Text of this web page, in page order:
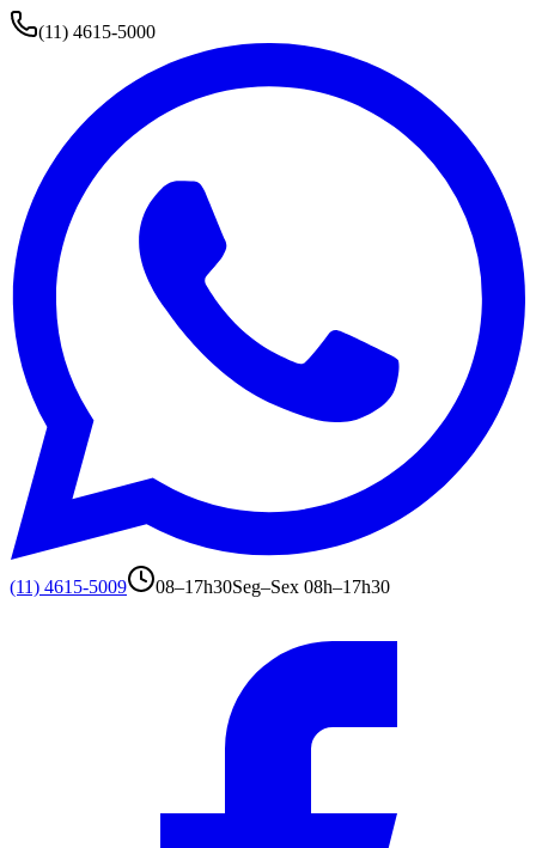
(11) 4615-5000
(11) 4615-5009 08–17h30Seg–Sex 08h–17h30